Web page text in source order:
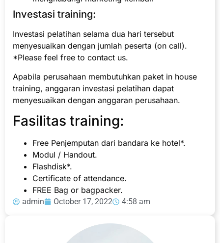
Investasi training:
Investasi pelatihan selama dua hari tersebut
menyesuaikan dengan jumlah peserta (on call).
*Please feel free to contact us.
Apabila perusahaan membutuhkan paket in house
training, anggaran investasi pelatihan dapat
menyesuaikan dengan anggaran perusahaan.
Fasilitas training:
Free Penjemputan dari bandara ke hotel*.
Modul / Handout.
Flashdisk*.
Certificate of attendance.
FREE Bag or bagpacker.
admin October 17, 2022 4:58 am